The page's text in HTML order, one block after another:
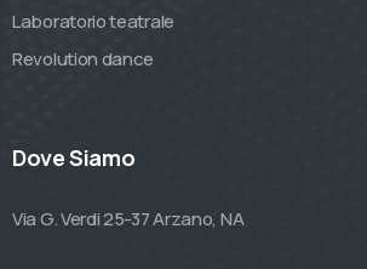
Laboratorio teatrale
Revolution dance
Dove Siamo
Via G. Verdi 25-37 Arzano, NA